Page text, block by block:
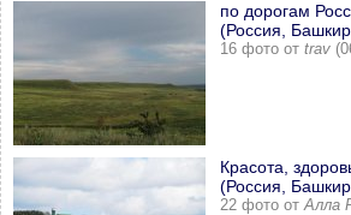
по дорогам
(Россия,
16 фото от trav
Красота,
(Россия,
22 фото отАлла